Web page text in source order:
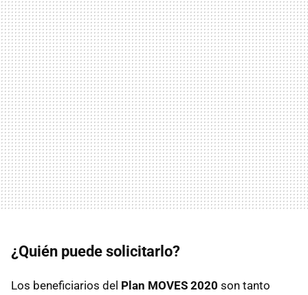
¿Quién puede solicitarlo?
Los beneficiarios del Plan MOVES 2020 son tanto